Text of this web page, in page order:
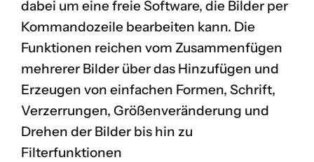
dabei um eine freie Software, die Bilder per
Kommandozeile bearbeiten kann. Die
Funktionen reichen vom Zusammenfügen
mehrerer Bilder über das Hinzufügen und
Erzeugen von einfachen Formen, Schrift,
Verzerrungen, Größenveränderung und
Drehen der Bilder bis hin zu
Filterfunktionen